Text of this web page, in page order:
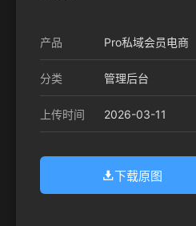
产品 Pro私域会员电商
分类 管理后台
上传时间 2026-03-11
下载原图